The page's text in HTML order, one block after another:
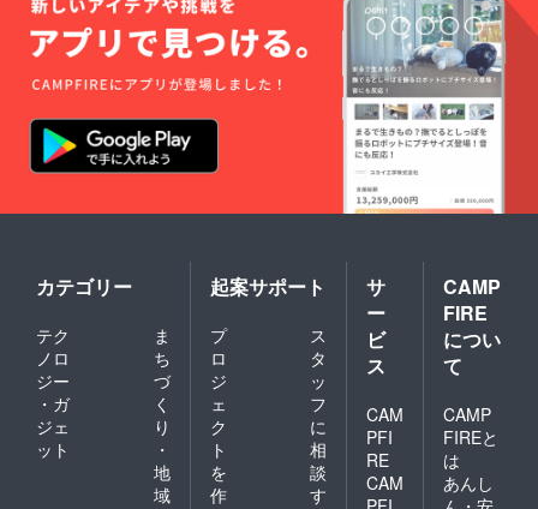
カテゴリー
テク
ノロ
ジー
・ガ
ジェ
ット
ま
ち
づ
く
り
・
地
域
起案サポート
プ
ロ
ジ
ェ
ク
ト
を
作
ス
タ
ッ
フ
に
相
談
す
サ
ー
ビ
ス
CAM
PFI
RE
CAM
CAMP
FIRE
につい
て
CAMP
FIREと
は
あんし